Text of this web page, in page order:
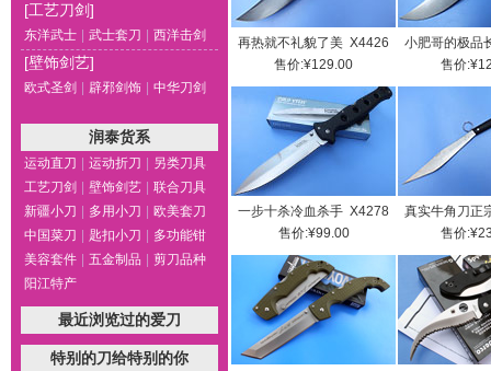
[工艺刀剑]
东洋武士 武士套刀 西洋击剑
[壁饰剑艺]
欧式圣剑 辟邪剑饰 中华刀剑
润泰货系
运动直刀 运动折刀
另类刀具
工艺刀剑
壁饰剑艺
联合刀具
新疆小刀
多用小刀
欧美套刀
中国菜刀
匙扣小刀
多功能钳
美容套件
五金制品
剪刀品种
阳江特产
最近浏览过的爱刀
特别的刀给特别的你
再热就不礼貌了美 X4426
售价:¥129.00
小肥哥的极品
售价
一步十杀冷血杀手 X4278
售价:¥99.00
真实牛角刀正
售价